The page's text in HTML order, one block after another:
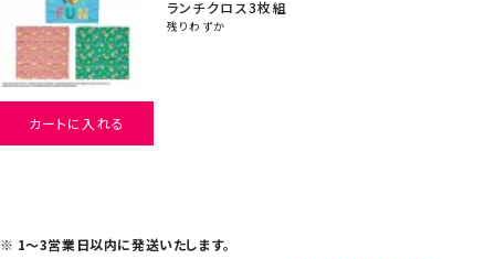
ランチクロス3枚組
残りわずか
カートに入れる
1～3営業日以内に発送いたします。